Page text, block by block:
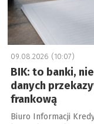
09.08.2026 (10:07)
BIK: to banki,
danych
frankową
Biuro Informacji